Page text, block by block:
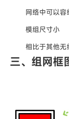
网络中可以
模组尺寸小
相比于其他
三、组网框